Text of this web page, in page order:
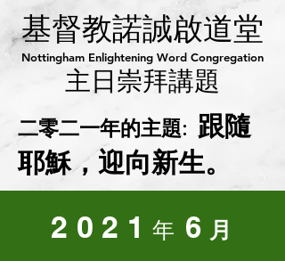
基督教諾誠啟道堂
Nottingham Enlightening Word Congregation
主日崇拜講題
二零二一年的主題: 跟隨
耶穌，迎向新生。
2021年 6 月